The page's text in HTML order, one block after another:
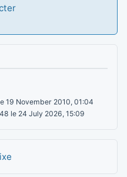
19 November 2010, 01:04
le 24 July 2026, 15:09